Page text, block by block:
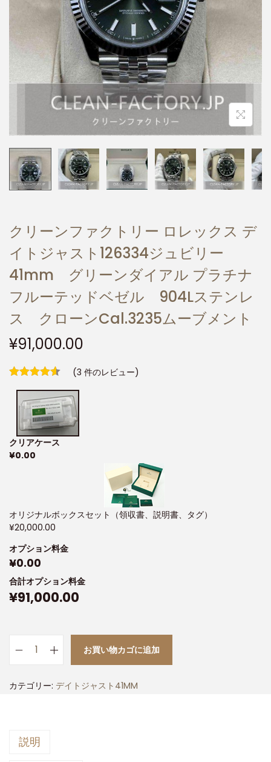
クリーンファクトリー ロレックス デ
イトジャスト126334ジュビリー
41mm グリーンダイアル プラチナ
フルーテッドベゼル 904Lステンレ
ス クローンCal.3235ムーブメント
¥91,000.00
(3 件のレビュー)
クリアケース
¥0.00
オリジナルボックスセット（領収書、説明書、タグ）
¥20,000.00
オプション料金
¥0.00
合計オプション料金
¥91,000.00
お買い物カゴに追加
カテゴリー: デイトジャスト41MM
説明